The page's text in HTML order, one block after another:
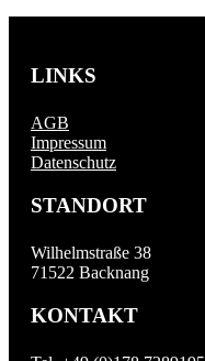
LINKS
AGB
Impressum
Datenschutz
STANDORT
Wilhelmstraße 38
71522 Backnang
KONTAKT